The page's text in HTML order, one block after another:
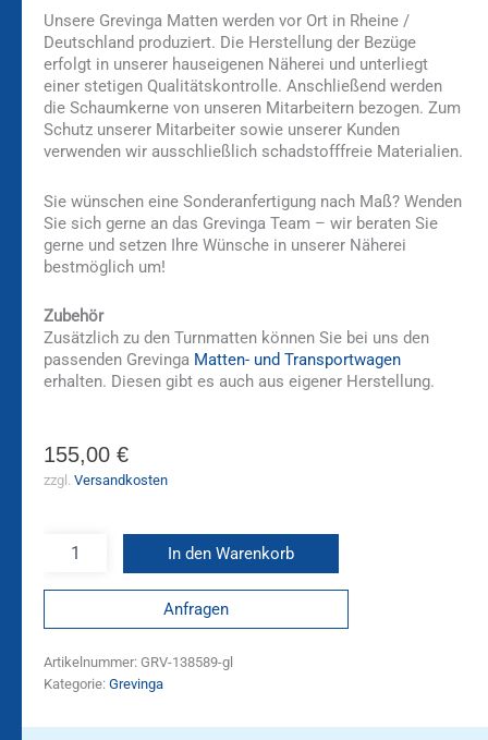
Unsere Grevinga Matten werden vor Ort in Rheine /
Deutschland produziert. Die Herstellung der Bezüge
erfolgt in unserer hauseigenen Näherei und unterliegt
einer stetigen Qualitätskontrolle. Anschließend werden
die Schaumkerne von unseren Mitarbeitern bezogen. Zum
Schutz unserer Mitarbeiter sowie unserer Kunden
verwenden wir ausschließlich schadstofffreie Materialien.
Sie wünschen eine Sonderanfertigung nach Maß? Wenden
Sie sich gerne an das Grevinga Team – wir beraten Sie
gerne und setzen Ihre Wünsche in unserer Näherei
bestmöglich um!
Zubehör
Zusätzlich zu den Turnmatten können Sie bei uns den
passenden Grevinga Matten- und Transportwagen
erhalten. Diesen gibt es auch aus eigener Herstellung.
155,00 €
zzgl. Versandkosten
In den Warenkorb
Anfragen
Artikelnummer: GRV-138589-gl
Kategorie: Grevinga